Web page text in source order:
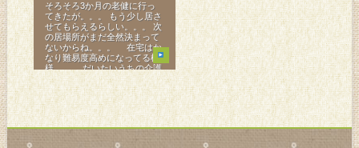
そろそろ3か月の老健に行っ
てきたが。。。 もう少し居さ
せてもらえるらしい。。。 次
の居場所がまだ全然決まって
ないからね。。。 在宅はか
なり難易度高めになってる模
様。。。 だいたいうちの介護
が一番劣悪だからね。。。 毎
日